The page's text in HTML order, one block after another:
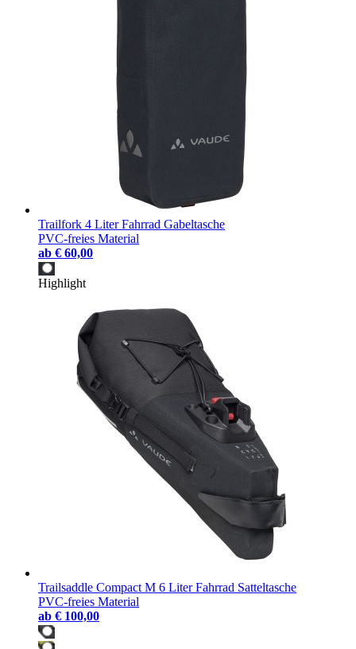
Trailfork 4 Liter Fahrrad Gabeltasche
PVC-freies Material
ab € 60,00
Highlight
Trailsaddle Compact M 6 Liter Fahrrad Satteltasche
PVC-freies Material
ab € 100,00